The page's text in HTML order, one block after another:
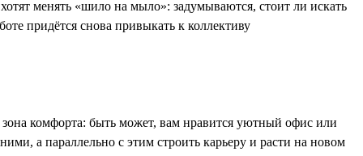
менять «шило на мыло»: задумываются, стоит ли искать
придётся снова привыкать к коллективу
комфорта: быть может, вам нравится уютный офис или
а параллельно с этим строить карьеру и расти на новом